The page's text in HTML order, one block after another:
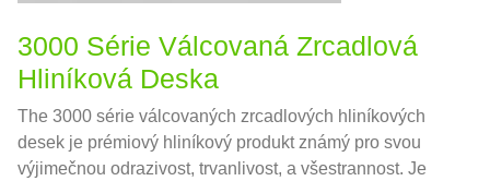
3000 Série Válcovaná Zrcadlová
Hliníková Deska
The 3000 série válcovaných zrcadlových hliníkových
desek je prémiový hliníkový produkt známý pro svou
výjimečnou odrazivost, trvanlivost, a všestrannost. Je